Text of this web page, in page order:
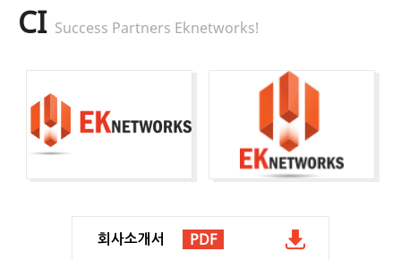
CI Success Partners Eknetworks!
회사소개서 PDF